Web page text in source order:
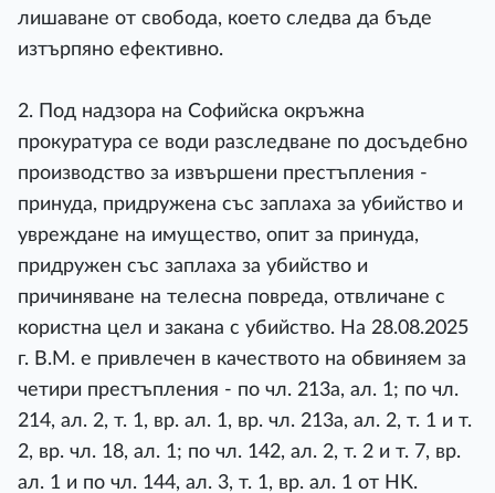
лишаване от свобода, което следва да бъде
изтърпяно ефективно.
2. Под надзора на Софийска окръжна
прокуратура се води разследване по досъдебно
производство за извършени престъпления -
принуда, придружена със заплаха за убийство и
увреждане на имущество, опит за принуда,
придружен със заплаха за убийство и
причиняване на телесна повреда, отвличане с
користна цел и закана с убийство. На 28.08.2025
г. В.М. е привлечен в качеството на обвиняем за
четири престъпления - по чл. 213а, ал. 1; по чл.
214, ал. 2, т. 1, вр. ал. 1, вр. чл. 213а, ал. 2, т. 1 и т.
2, вр. чл. 18, ал. 1; по чл. 142, ал. 2, т. 2 и т. 7, вр.
ал. 1 и по чл. 144, ал. 3, т. 1, вр. ал. 1 от НК.